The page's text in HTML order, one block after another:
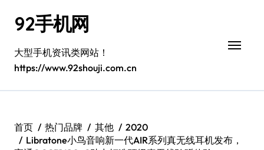
92手机网
大型手机资讯类网站！
https://www.92shouji.com.cn
首页 热门品牌 其他
2020
Libratone小鸟音响新一代AIR系列真无线耳机发布，